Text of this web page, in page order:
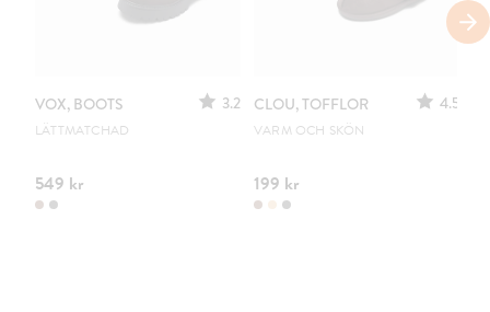
VOX, BOOTS 3.2
LÄTTMATCHAD
549 kr
CLOU, TOFFLOR 4.5
VARM OCH SKÖN
199 kr